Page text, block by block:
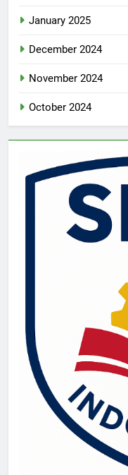
January 2025
December 2024
November 2024
October 2024